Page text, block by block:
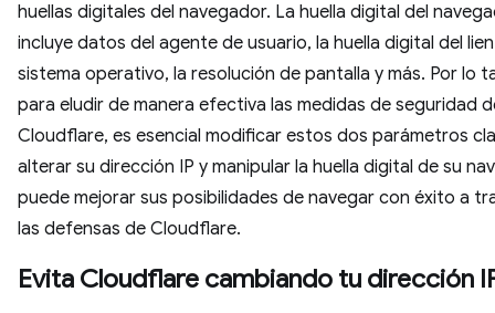
huellas digitales del navegador. La huella digital del
incluye datos del agente de usuario, la huella digital del
sistema operativo, la resolución de pantalla y más. Por lo
para eludir de manera efectiva las medidas de seguridad
Cloudflare, es esencial modificar estos dos parámetros
alterar su dirección IP y manipular la huella digital de su
puede mejorar sus posibilidades de navegar con éxito a
las defensas de Cloudflare.
Evita Cloudflare cambiando tu dirección